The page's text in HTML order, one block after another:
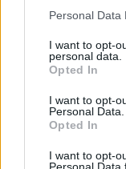
Personal Data
I want to opt-
personal data.
Opted In
I want to opt-
Personal Data.
Opted In
I want to opt-
06.08.2026 -Bosch
týdenní zálohy na